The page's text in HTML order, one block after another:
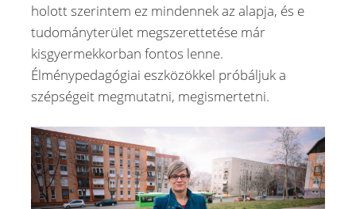
holott szerintem ez mindennek az alapja, és e
tudományterület megszerettetése már
kisgyermekkorban fontos lenne.
Élménypedagógiai eszközökkel próbáljuk a
szépségeit megmutatni, megismertetni.